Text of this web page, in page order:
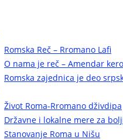
Romska Reč – Rromano Lafi
O nama je reč – Amendar
Romska zajednica je deo
Život Roma-Rromano dživdipa
Državne i lokalne mere za
Stanovanje Roma u Nišu